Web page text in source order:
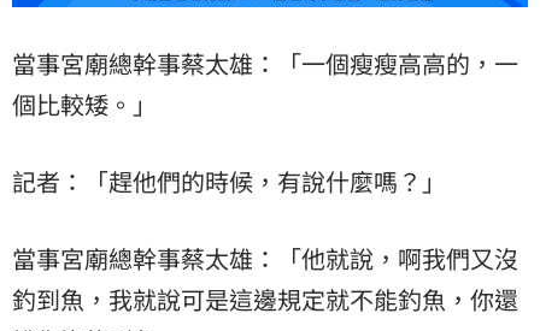
當事宮廟總幹事蔡太雄：「一個瘦瘦高高的，一
個比較矮。」
記者：「趕他們的時候，有說什麼嗎？」
當事宮廟總幹事蔡太雄：「他就說，啊我們又沒
釣到魚，我就說可是這邊規定就不能釣魚，你還